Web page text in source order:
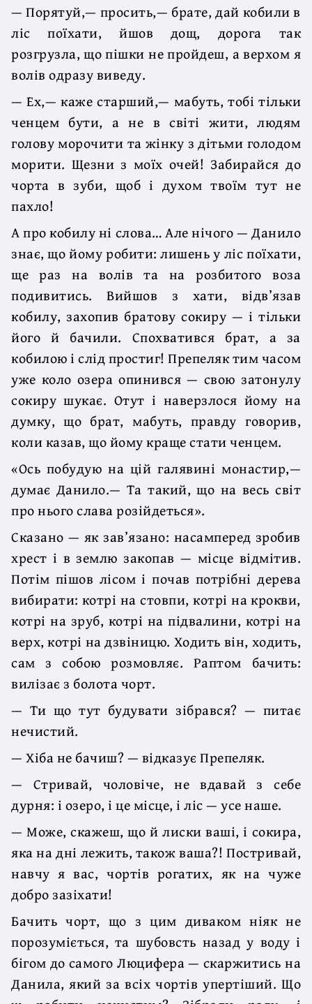
— Порятуй,— просить,— брате, дай кобили в
ліс поїхати, йшов дощ, дорога так
розгрузла, що пішки не пройдеш, а верхом я
волів одразу виведу.
— Ех,— каже старший,— мабуть, тобі тільки
ченцем бути, а не в світі жити, людям
голову морочити та жінку з дітьми голодом
морити. Щезни з моїх очей! Забирайся до
чорта в зуби, щоб і духом твоїм тут не
пахло!
А про кобилу ні слова… Але нічого — Данило
знає, що йому робити: лишень у ліс поїхати,
ще раз на волів та на розбитого воза
подивитись. Вийшов з хати, відв’язав
кобилу, захопив братову сокиру — і тільки
його й бачили. Спохватився брат, а за
кобилою і слід простиг! Препеляк тим часом
уже коло озера опинився — свою затонулу
сокиру шукає. Отут і наверзлося йому на
думку, що брат, мабуть, правду говорив,
коли казав, що йому краще стати ченцем.
«Ось побудую на цій галявині монастир,—
думає Данило.— Та такий, що на весь світ
про нього слава розійдеться».
Сказано — як зав’язано: насамперед зробив
хрест і в землю закопав — місце відмітив.
Потім пішов лісом і почав потрібні дерева
вибирати: котрі на стовпи, котрі на крокви,
котрі на зруб, котрі на підвалини, котрі на
верх, котрі на дзвіницю. Ходить він, ходить,
сам з собою розмовляє. Раптом бачить:
вилізає з болота чорт.
— Ти що тут будувати зібрався? — питає
нечистий.
— Хіба не бачиш? — відказує Препеляк.
— Стривай, чоловіче, не вдавай з себе
дурня: і озеро, і це місце, і ліс — усе наше.
— Може, скажеш, що й лиски ваші, і сокира,
яка на дні лежить, також ваша?! Постривай,
навчу я вас, чортів рогатих, як на чуже
добро зазіхати!
Бачить чорт, що з цим диваком ніяк не
порозуміється, та шубовсть назад у воду і
бігом до самого Люцифера — скаржитись на
Данила, який за всіх чортів упертіший. Що